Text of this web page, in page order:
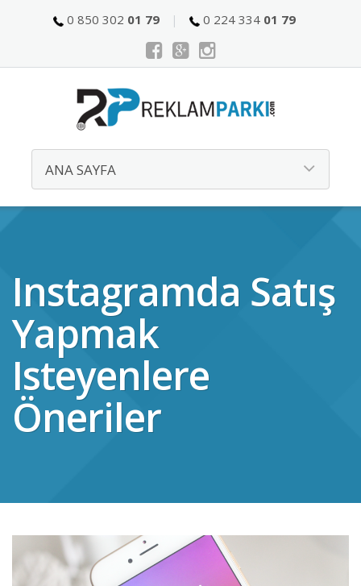
0 850 302 01 79 0 224 334 01 79
Instagramda Satış
Yapmak
Isteyenlere
Öneriler